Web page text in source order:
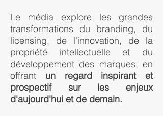
Le média explore les grandes
transformations du branding, du
licensing, de l'innovation, de la
propriété intellectuelle et du
développement des marques, en
offrant un regard inspirant et
prospectif sur les enjeux
d'aujourd'hui et de demain.